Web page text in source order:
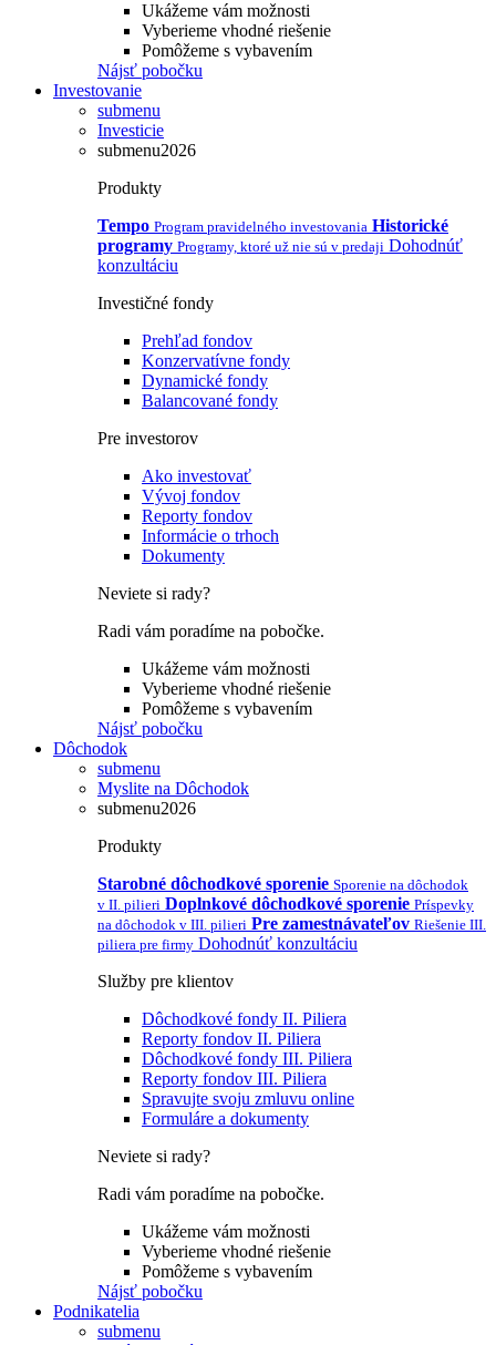
Ukážeme vám možnosti
Vyberieme vhodné riešenie
Pomôžeme s vybavením
Nájsť pobočku
Investovanie
submenu
Investicie
submenu2026
Produkty
Tempo Program pravidelného investovania Historické
programy Programy, ktoré už nie sú v predaji Dohodnúť
konzultáciu
Investičné fondy
Prehľad fondov
Konzervatívne fondy
Dynamické fondy
Balancované fondy
Pre investorov
Ako investovať
Vývoj fondov
Reporty fondov
Informácie o trhoch
Dokumenty
Neviete si rady?
Radi vám poradíme na pobočke.
Ukážeme vám možnosti
Vyberieme vhodné riešenie
Pomôžeme s vybavením
Nájsť pobočku
Dôchodok
submenu
Myslite na Dôchodok
submenu2026
Produkty
Starobné dôchodkové sporenie Sporenie na dôchodok
v II. pilieri Doplnkové dôchodkové sporenie Príspevky
na dôchodok v III. pilieri Pre zamestnávateľov Riešenie III.
piliera pre firmy Dohodnúť konzultáciu
Služby pre klientov
Dôchodkové fondy II. Piliera
Reporty fondov II. Piliera
Dôchodkové fondy III. Piliera
Reporty fondov III. Piliera
Spravujte svoju zmluvu online
Formuláre a dokumenty
Neviete si rady?
Radi vám poradíme na pobočke.
Ukážeme vám možnosti
Vyberieme vhodné riešenie
Pomôžeme s vybavením
Nájsť pobočku
Podnikatelia
submenu